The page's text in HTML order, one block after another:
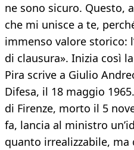
ne sono sicuro. Questo,
che mi unisce a te,
immenso valore storico:
di clausura». Inizia così
Pira scrive a Giulio
Difesa, il 18 maggio
di Firenze, morto il 5
fa, lancia al ministro
quanto irrealizzabile, ma